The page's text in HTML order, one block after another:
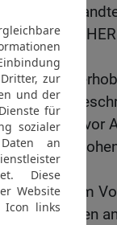
Juda
sie zum
Judas
ein
ganz Israel vor
Israels
mit seinem
Israel fielen